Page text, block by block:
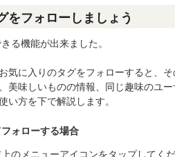
をフォローしましょう
る機能が出来ました。
気に入りのタグをフォローすると、
美味しいものの情報、同じ趣味のユ
い方を下で解説します。
ォローする場合
のメニューアイコンをタップしてくだ